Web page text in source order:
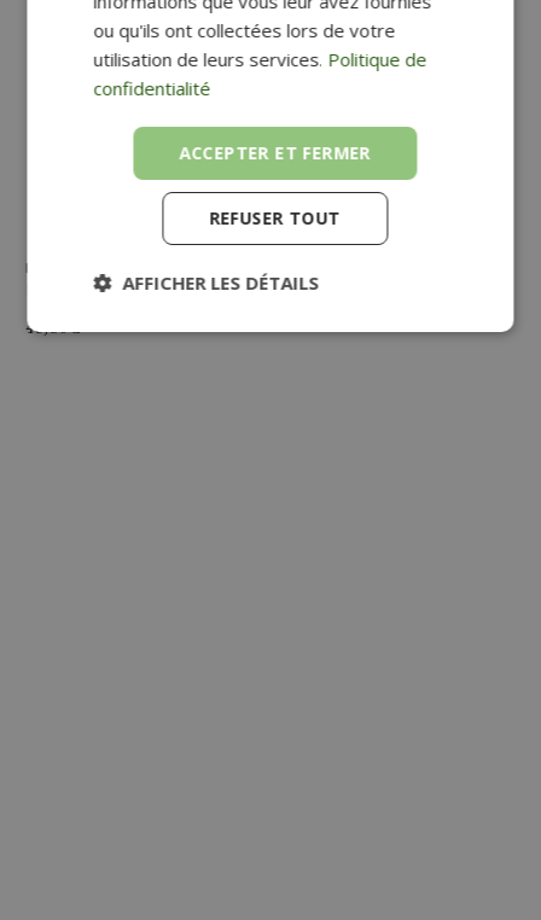
46,80€
ou qu'ils ont collectées lors de votre
utilisation de leurs services. Politique de
confidentialité
ACCEPTER ET FERMER
REFUSER TOUT
AFFICHER LES DÉTAILS